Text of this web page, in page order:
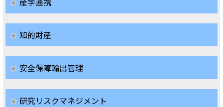
知的財産
安全保障輸出管理
研究リスクマネジメント